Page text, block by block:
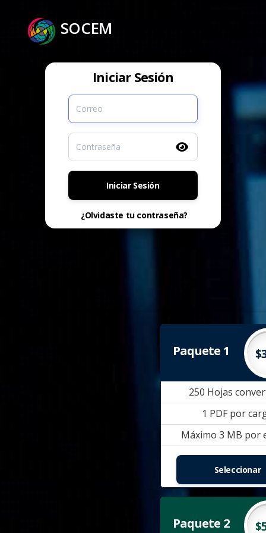
SOCEM
Iniciar Sesión
Iniciar Sesión
¿Olvidaste tu contraseña?
Paquete 1
250 Hojas
1 PDF por
Máximo 3 MB por
Seleccionar
Paquete 2